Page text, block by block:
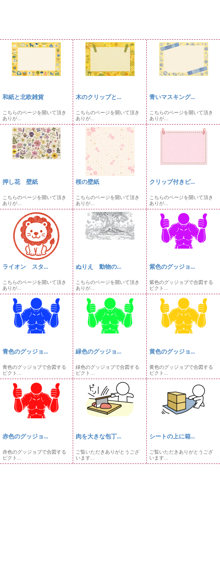
和紙と北欧雑貨
こちらのページを開いて頂き
ありが...
木のクリップと...
こちらのページを開いて頂き
ありが...
青いマスキング...
こちらのページを開いて頂き
ありが...
押し花 壁紙
こちらのページを開いて頂き
ありが...
桜の壁紙
こちらのページを開いて頂き
ありが...
クリップ付きピ...
こちらのページを開いて頂き
ありが...
ライオン スタ...
こちらのページを開いて頂き
ありが...
ぬりえ 動物の...
こちらのページを開いて頂き
ありが...
紫色のグッジョ...
紫色のグッジョブで合図する
ピクト...
青色のグッジョ...
青色のグッジョブで合図する
ピクト...
緑色のグッジョ...
緑色のグッジョブで合図する
ピクト...
黄色のグッジョ...
黄色のグッジョブで合図する
ピクト...
赤色のグッジョ...
赤色のグッジョブで合図する
ピクト...
肉を大きな包丁...
ご覧いただきありがとうござ
います...
シートの上に箱...
ご覧いただきありがとうござ
います...